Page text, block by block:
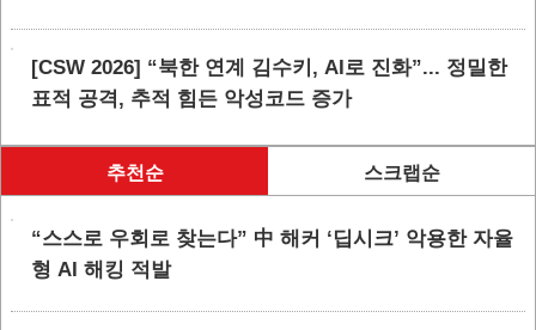
[CSW 2026] “북한 연계 김수키, AI로 진화”... 정밀한
표적 공격, 추적 힘든 악성코드 증가
추천순 스크랩순
“스스로 우회로 찾는다” 中 해커 ‘딥시크’ 악용한 자율
형 AI 해킹 적발